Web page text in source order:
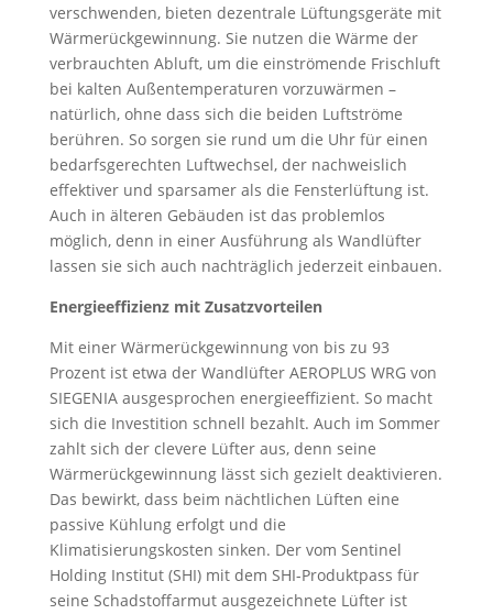
verschwenden, bieten dezentrale Lüftungsgeräte mit
Wärmerückgewinnung. Sie nutzen die Wärme der
verbrauchten Abluft, um die einströmende Frischluft
bei kalten Außentemperaturen vorzuwärmen –
natürlich, ohne dass sich die beiden Luftströme
berühren. So sorgen sie rund um die Uhr für einen
bedarfsgerechten Luftwechsel, der nachweislich
effektiver und sparsamer als die Fensterlüftung ist.
Auch in älteren Gebäuden ist das problemlos
möglich, denn in einer Ausführung als Wandlüfter
lassen sie sich auch nachträglich jederzeit einbauen.
Energieeffizienz mit Zusatzvorteilen
Mit einer Wärmerückgewinnung von bis zu 93
Prozent ist etwa der Wandlüfter AEROPLUS WRG von
SIEGENIA ausgesprochen energieeffizient. So macht
sich die Investition schnell bezahlt. Auch im Sommer
zahlt sich der clevere Lüfter aus, denn seine
Wärmerückgewinnung lässt sich gezielt deaktivieren.
Das bewirkt, dass beim nächtlichen Lüften eine
passive Kühlung erfolgt und die
Klimatisierungskosten sinken. Der vom Sentinel
Holding Institut (SHI) mit dem SHI-Produktpass für
seine Schadstoffarmut ausgezeichnete Lüfter ist